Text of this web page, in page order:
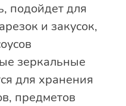
подойдет для
и закусок,
зеркальные
для хранения
предметов